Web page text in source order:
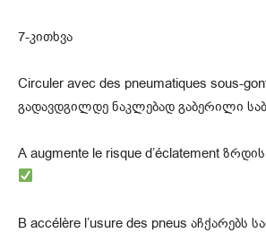
7-კითხვა
Circuler avec des pneumatiques sous-
გადავდგილდე ნაკლებად გაბერილი
A augmente le risque d’éclatement
B accélère l’usure des pneus აჩქარებს